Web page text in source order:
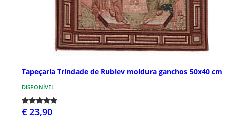
Tapeçaria Trindade de Rublev moldura ganchos 50x40 cm
DISPONÍVEL
€ 23,90